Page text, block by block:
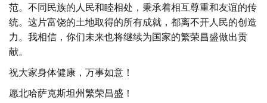
范。不同民族的人民和睦相处，秉承着相互尊重和友谊的传
统。这片富饶的土地取得的所有成就，都离不开人民的创造
力。我相信，你们未来也将继续为国家的繁荣昌盛做出贡
献。
祝大家身体健康，万事如意！
愿北哈萨克斯坦州繁荣昌盛！